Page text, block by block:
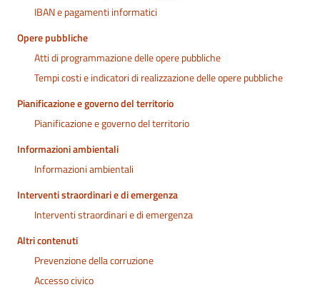
IBAN e pagamenti informatici
Opere pubbliche
Atti di programmazione delle opere pubbliche
Tempi costi e indicatori di realizzazione delle opere pubbliche
Pianificazione e governo del territorio
Pianificazione e governo del territorio
Informazioni ambientali
Informazioni ambientali
Interventi straordinari e di emergenza
Interventi straordinari e di emergenza
Altri contenuti
Prevenzione della corruzione
Accesso civico